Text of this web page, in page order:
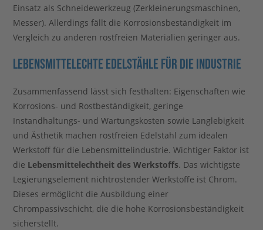
Einsatz als Schneidewerkzeug (Zerkleinerungsmaschinen,
Messer). Allerdings fällt die Korrosionsbeständigkeit im
Vergleich zu anderen rostfreien Materialien geringer aus.
Lebensmittelechte Edelstähle für die Industrie
Zusammenfassend lässt sich festhalten: Eigenschaften wie
Korrosions- und Rostbeständigkeit, geringe
Instandhaltungs- und Wartungskosten sowie Langlebigkeit
und Ästhetik machen rostfreien Edelstahl zum idealen
Werkstoff für die Lebensmittelindustrie. Wichtiger Faktor ist
die Lebensmittelechtheit des Werkstoffs. Das wichtigste
Legierungselement nichtrostender Werkstoffe ist Chrom.
Dieses ermöglicht die Ausbildung einer
Chrompassivschicht, die die hohe Korrosionsbeständigkeit
sicherstellt.